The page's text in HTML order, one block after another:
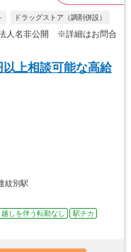
ドラッグストア（調剤併設）
法人名非公開 ※詳細はお問合
上相談可能な高給
紋別駅
しを伴う転勤なし
駅チカ